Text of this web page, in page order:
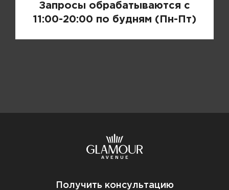
Запросы обрабатываются с
11:00-20:00 по будням (Пн-Пт)
Получить консультацию